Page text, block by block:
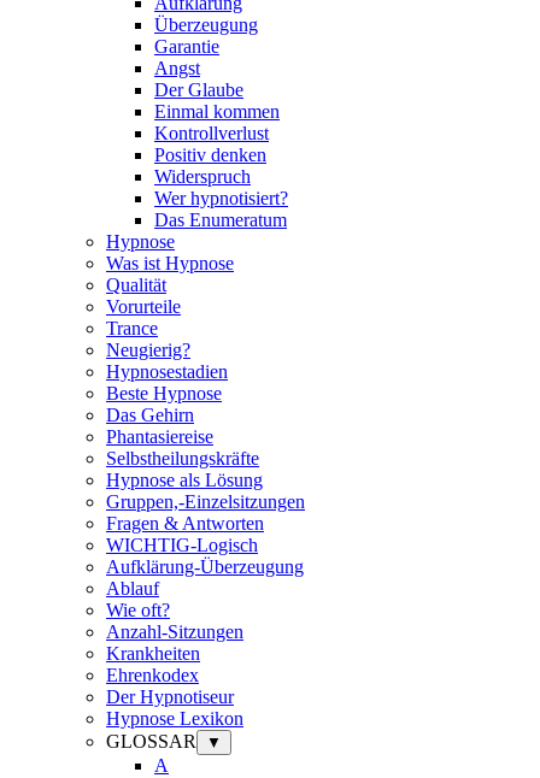
Überzeugung
Garantie
Angst
Der Glaube
Einmal kommen
Kontrollverlust
Positiv denken
Widerspruch
Wer hypnotisiert?
Das Enumeratum
Hypnose
Was ist Hypnose
Qualität
Vorurteile
Trance
Neugierig?
Hypnosestadien
Beste Hypnose
Das Gehirn
Phantasiereise
Selbstheilungskräfte
Hypnose als Lösung
Gruppen,-Einzelsitzungen
Fragen & Antworten
WICHTIG-Logisch
Aufklärung-Überzeugung
Ablauf
Wie oft?
Anzahl-Sitzungen
Krankheiten
Ehrenkodex
Der Hypnotiseur
Hypnose Lexikon
GLOSSAR
▼
A